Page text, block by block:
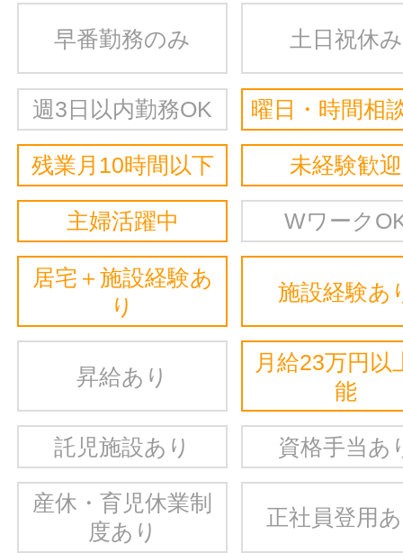
早番勤務のみ 土日祝休み
週3日以内勤務OK 曜日・時間相
残業月10時間以下 未経験歓迎
主婦活躍中 Wワーク
居宅＋施設経験あ
り
施設経験あ
昇給あり
月給23万円以
能
託児施設あり 資格手当あ
産休・育児休業制
度あり
正社員登用